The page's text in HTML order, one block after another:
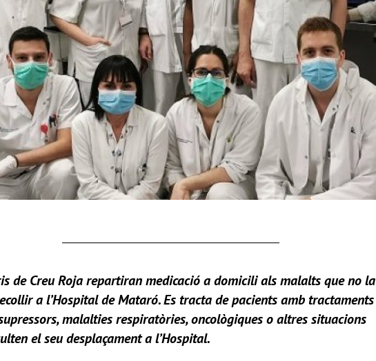
de Creu Roja repartiran medicació a domicili als malalts que no la
a l’Hospital de Mataró.Es tracta de pacients amb tractaments
malalties respiratòries, oncològiques o altres situacions
el seu desplaçament a l’Hospital.